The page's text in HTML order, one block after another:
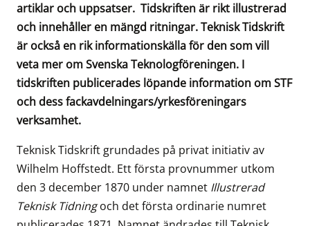
artiklar och uppsatser. Tidskriften är rikt illustrerad
och innehåller en mängd ritningar. Teknisk Tidskrift
är också en rik informationskälla för den som vill
veta mer om Svenska Teknologföreningen. I
tidskriften publicerades löpande information om STF
och dess fackavdelningars/yrkesföreningars
verksamhet.
Teknisk Tidskrift grundades på privat initiativ av
Wilhelm Hoffstedt. Ett första provnummer utkom
den 3 december 1870 under namnet Illustrerad
Teknisk Tidningoch det första ordinarie numret